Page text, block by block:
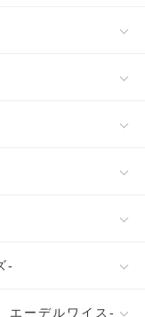
-
ーデルワイス-